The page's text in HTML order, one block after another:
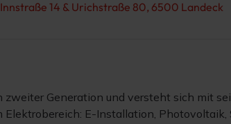
14 & Urichstraße 80, 6500 Landeck
zweiter Generation und versteht sich mit
E-Installation,